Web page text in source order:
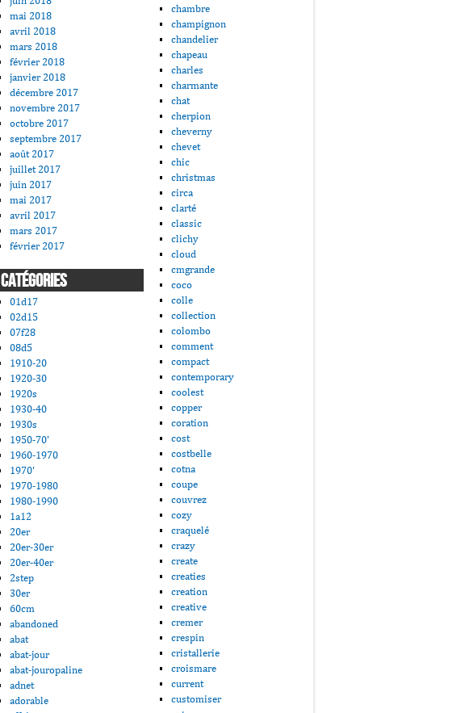
mai 2018
avril 2018
mars 2018
février 2018
janvier 2018
décembre 2017
novembre 2017
octobre 2017
septembre 2017
août 2017
juillet 2017
juin 2017
mai 2017
avril 2017
mars 2017
février 2017
CATÉGORIES
01d17
02d15
07f28
08d5
1910-20
1920-30
1920s
1930-40
1930s
1950-70'
1960-1970
1970'
1970-1980
1980-1990
1a12
20er
20er-30er
20er-40er
2step
30er
60cm
abandoned
abat
abat-jour
abat-jouropaline
adnet
adorable
chambre
champignon
chandelier
chapeau
charles
charmante
chat
cherpion
cheverny
chevet
chic
christmas
circa
clarté
classic
clichy
cloud
cmgrande
coco
colle
collection
colombo
comment
compact
contemporary
coolest
copper
coration
cost
costbelle
cotna
coupe
couvrez
cozy
craquelé
crazy
create
creaties
creation
creative
cremer
crespin
cristallerie
croismare
current
customiser